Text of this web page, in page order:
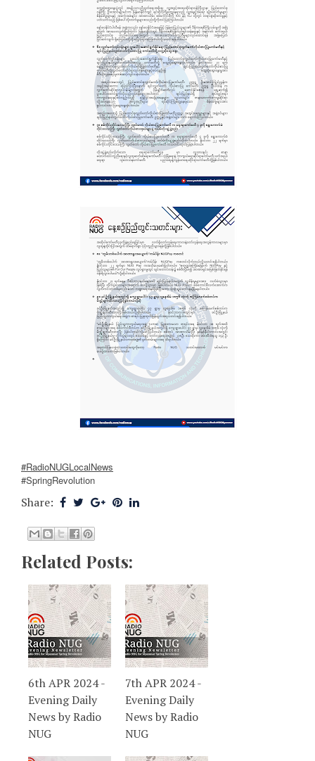
#RadioNUGLocalNews
#SpringRevolution
Share:
Related Posts:
6th APR 2024 -
Evening Daily
News by Radio
NUG
7th APR 2024 -
Evening Daily
News by Radio
NUG